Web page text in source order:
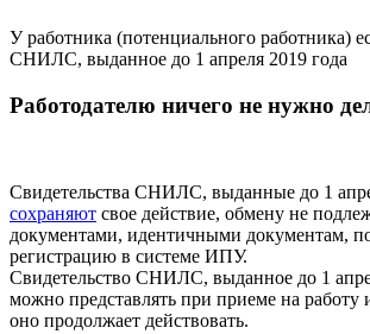
У работника (потенциального работника)
СНИЛС, выданное до 1 апреля 2019 года
Работодателю ничего не нужно
Свидетельства СНИЛС, выданные до 1
сохраняют свое действие, обмену не
документами, идентичными документам,
регистрацию в системе ИПУ.
Свидетельство СНИЛС, выданное до 1
можно представлять при приеме на работу
оно продолжает действовать.